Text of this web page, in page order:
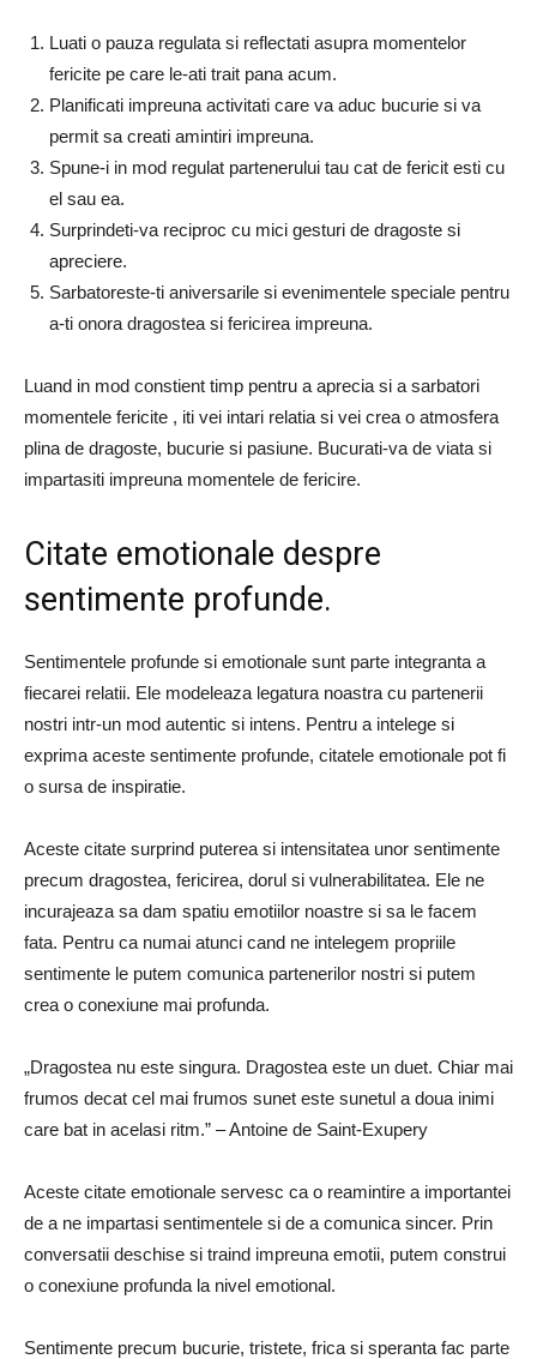
Luati o pauza regulata si reflectati asupra momentelor
fericite pe care le-ati trait pana acum.
Planificati impreuna activitati care va aduc bucurie si va
permit sa creati amintiri impreuna.
Spune-i in mod regulat partenerului tau cat de fericit esti cu
el sau ea.
Surprindeti-va reciproc cu mici gesturi de dragoste si
apreciere.
Sarbatoreste-ti aniversarile si evenimentele speciale pentru
a-ti onora dragostea si fericirea impreuna.
Luand in mod constient timp pentru a aprecia si a sarbatori
momentele fericite , iti vei intari relatia si vei crea o atmosfera
plina de dragoste, bucurie si pasiune. Bucurati-va de viata si
impartasiti impreuna momentele de fericire.
Citate emotionale despre
sentimente profunde.
Sentimentele profunde si emotionale sunt parte integranta a
fiecarei relatii. Ele modeleaza legatura noastra cu partenerii
nostri intr-un mod autentic si intens. Pentru a intelege si
exprima aceste sentimente profunde, citatele emotionale pot fi
o sursa de inspiratie.
Aceste citate surprind puterea si intensitatea unor sentimente
precum dragostea, fericirea, dorul si vulnerabilitatea. Ele ne
incurajeaza sa dam spatiu emotiilor noastre si sa le facem
fata. Pentru ca numai atunci cand ne intelegem propriile
sentimente le putem comunica partenerilor nostri si putem
crea o conexiune mai profunda.
„Dragostea nu este singura. Dragostea este un duet. Chiar mai
frumos decat cel mai frumos sunet este sunetul a doua inimi
care bat in acelasi ritm.” – Antoine de Saint-Exupery
Aceste citate emotionale servesc ca o reamintire a importantei
de a ne impartasi sentimentele si de a comunica sincer. Prin
conversatii deschise si traind impreuna emotii, putem construi
o conexiune profunda la nivel emotional.
Sentimente precum bucurie, tristete, frica si speranta fac parte